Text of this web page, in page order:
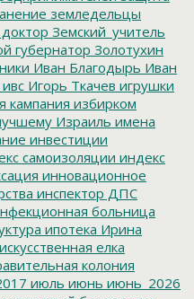
земледельцы
Земский_учитель
губернатор Золотухин
Иван Благодырь Иван
ивс Игорь Ткачев игрушки
кампания избирком
Израиль имена
инвестиции
самоизоляции индекс
инновационное
инспектор ДПС
больница
ипотека Ирина
искусственная елка
колония
июль июнь июнь_2026